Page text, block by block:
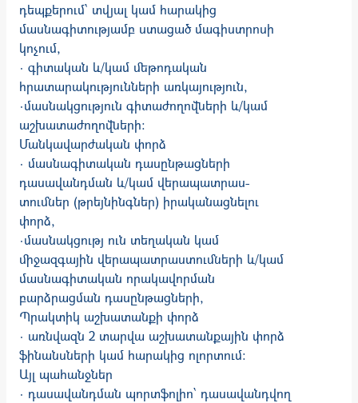
դեպքերում՝ տվյալ կամ հարակից
մասնագիտությամբ ստացած մագիստրոսի
կոչում,
· գիտական և/կամ մեթոդական
հրատարակու­թյունների առկայություն,
·մասնակցություն գիտաժողովների և/կամ
աշխա­տաժողովների։
Մանկավարժական փորձ
· մասնագիտական դասընթացների
դասավանդման և/կամ վերապատրաս­
տումներ (թրեյնինգներ) իրականացնելու
փորձ,
·մասնակցությ ուն տեղական կամ
միջազգային վերապատրաստումների և/կամ
մասնագիտական որակավորման
բարձրացման դասընթացների,
Պրակտիկ աշխատանքի փորձ
· առնվազն 2 տարվա աշխատանքային փորձ
ֆինանսների կամ հարակից ոլորտում:
Այլ պահանջներ
· դասավանդման պորտֆոլիո՝ դասավանդվող